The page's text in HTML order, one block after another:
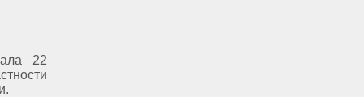
22